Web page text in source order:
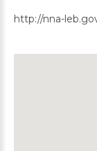
http://nna-